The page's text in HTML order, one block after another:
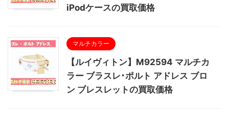
iPodケースの買取価格
マルチカラー
【ルイヴィトン】M92594 マルチカ
ラー ブラスレ･ポルト アドレス ブロ
ン ブレスレットの買取価格